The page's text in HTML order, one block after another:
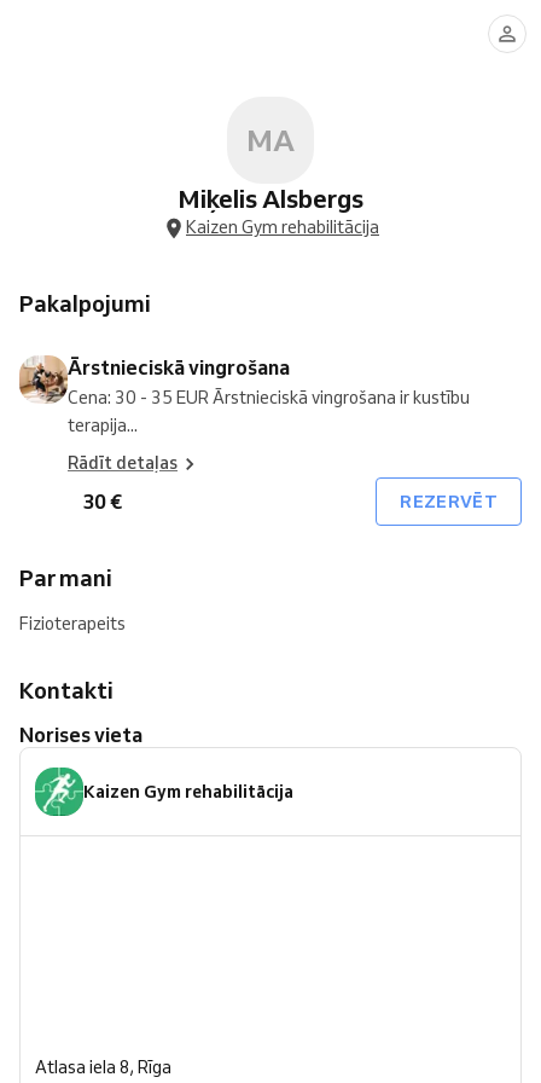
MA
Miķelis Alsbergs
Kaizen Gym rehabilitācija
Pakalpojumi
Ārstnieciskā vingrošana
Cena: 30 - 35 EUR Ārstnieciskā vingrošana ir kustību
terapija...
Rādīt detaļas
30 € REZERVĒT
Par mani
Fizioterapeits
Kontakti
Norises vieta
Kaizen Gym rehabilitācija
Atlasa iela 8, Rīga